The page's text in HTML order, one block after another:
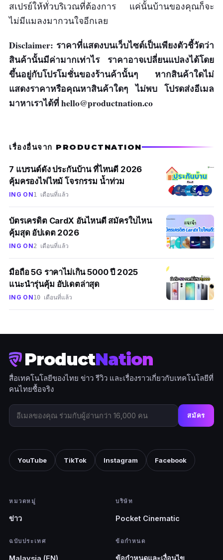
ราคาแพง
สเปรย์ให้ทั่วบริเวณที่ต้องการ แค่นั้นบ้านของคุณก็จะ
ไม่มีแมลงมากวนใจอีกเลย
Disclaimer: ราคาที่แสดงบนเว็บไซต์เป็นเพียงตัวชี้วัดว่า
สินค้านั้นมีค่ามากเท่าไร ราคาอาจเปลี่ยนแปลงได้โดย
ขึ้นอยู่กับโปรโมชั่นของร้านค้านั้นๆ หากสินค้าใดไม่
แสดงราคาหรือคุณหาสินค้าใดๆ ไม่พบ โปรดส่งอีเมล
มาหาเราได้ที่hello@productnation.co
เรื่องอื่นจาก PRODUCTNATION
7 แบรนด์ดัง ประกันบ้าน ที่ไหนดี 2026
คุ้มครองไฟไหม้ โจรกรรม น้ำท่วม
ING ON1 เดือนที่แล้ว
บัตรเครดิต CardX อันไหนดี สมัครใบไหน
คุ้มสุด อัปเดต 2026
ING ON2 เดือนที่แล้ว
มือถือ 5G ราคาไม่เกิน 5000 ปี 2025
แนะนำรุ่นคุ้ม อัปเดตล่าสุด
ING ON10 เดือนที่แล้ว
ProductNation
สื่อเทคโนโลยีของไทย ข่าว รีวิว และเรื่องราวเกี่ยวกับเทคโนโลยีที่
คนไทยซื้อจริง
สมัคร
YouTube TikTok Instagram Facebook
หมวดหมู่
ข่าว
บริษัท
Pocket Cinematic
ฉบับประเทศ ข้อกำหนด